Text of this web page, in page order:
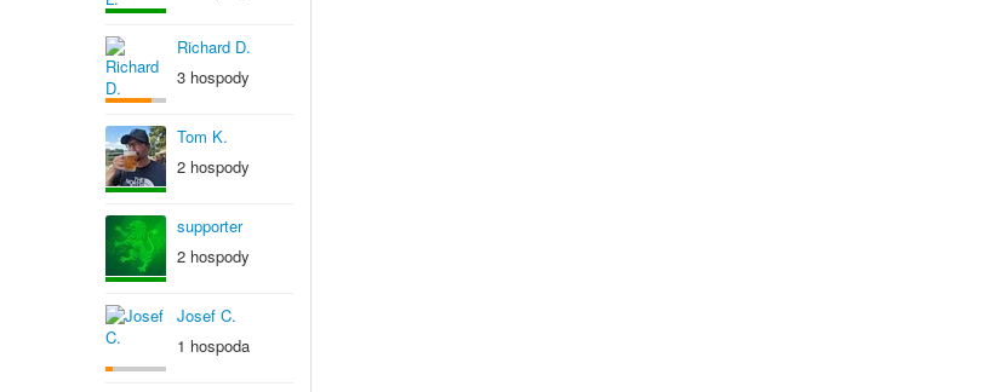
Richard D.
3 hospody
Tom K.
2 hospody
supporter
2 hospody
Josef C.
1 hospoda